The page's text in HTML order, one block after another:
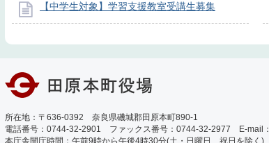
【中学生対象】学習支援教室受講生募集
所在地：〒636-0392 奈良県磯城郡田原本町890-1
電話番号：0744-32-2901 ファックス番号：0744-32-2977 E-mail：
本庁舎開庁時間：午前9時から午後4時30分(土・日曜日、祝日を除く)